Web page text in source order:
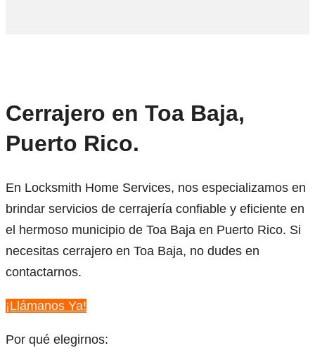
Cerrajero en Toa Baja,
Puerto Rico.
En Locksmith Home Services, nos especializamos en
brindar servicios de cerrajería confiable y eficiente en
el hermoso municipio de Toa Baja en Puerto Rico. Si
necesitas cerrajero en Toa Baja, no dudes en
contactarnos.
¡Llámanos Ya!
Por qué elegirnos: